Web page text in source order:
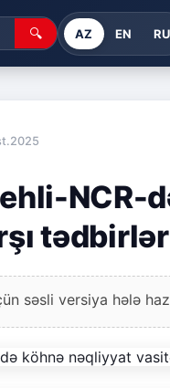
🔍 AZ EN RU
NCR-
səsli versiya hələ